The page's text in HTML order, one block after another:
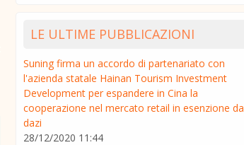
LE ULTIME PUBBLICAZIONI
Suning firma un accordo di partenariato con
l'azienda statale Hainan Tourism Investment
Development per espandere in Cina la
cooperazione nel mercato retail in esenzione da
dazi
28/12/2020 11:44